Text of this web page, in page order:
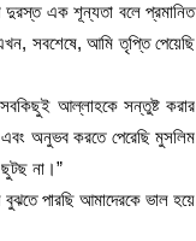
দুরস্ত এক শূন্যতা বলে প্রমানিত
সবশেষে, আমি তৃপ্তি পেয়েছি
আল্লাহকে সন্তুষ্ট করার
অনুভব করতে পেরেছি মুসলিম
না।”
বুঝতে পারছি আমাদেরকে ভাল হয়ে